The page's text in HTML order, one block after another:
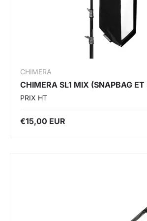
CHIMERA
CHIMERA SL1 MIX (SNAPBAG ET
PRIX HT
€15,00 EUR